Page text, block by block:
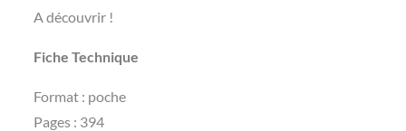
A découvrir !
Fiche Technique
Format : poche
Pages : 394